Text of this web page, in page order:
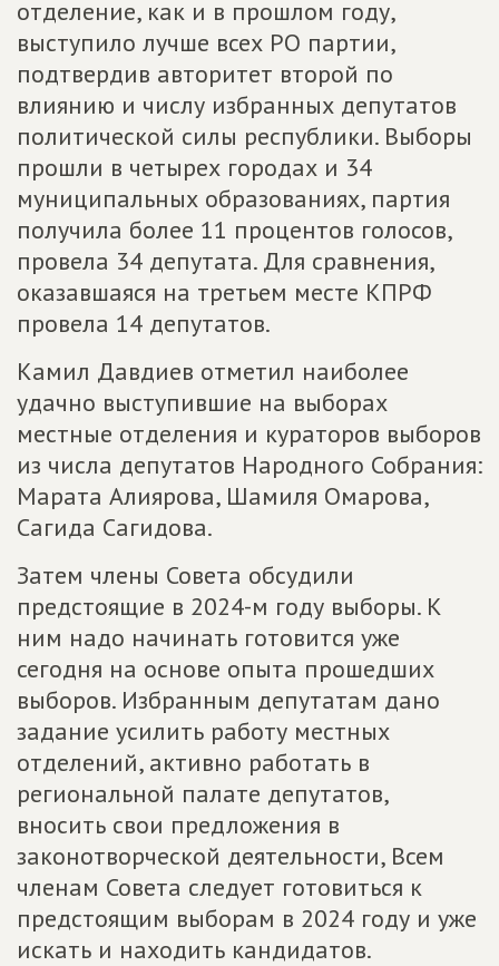
отделение, как и в прошлом году,
выступило лучше всех РО партии,
подтвердив авторитет второй по
влиянию и числу избранных депутатов
политической силы республики. Выборы
прошли в четырех городах и 34
муниципальных образованиях, партия
получила более 11 процентов голосов,
провела 34 депутата. Для сравнения,
оказавшаяся на третьем месте КПРФ
провела 14 депутатов.
Камил Давдиев отметил наиболее
удачно выступившие на выборах
местные отделения и кураторов выборов
из числа депутатов Народного Собрания:
Марата Алиярова, Шамиля Омарова,
Сагида Сагидова.
Затем члены Совета обсудили
предстоящие в 2024-м году выборы. К
ним надо начинать готовится уже
сегодня на основе опыта прошедших
выборов. Избранным депутатам дано
задание усилить работу местных
отделений, активно работать в
региональной палате депутатов,
вносить свои предложения в
законотворческой деятельности, Всем
членам Совета следует готовиться к
предстоящим выборам в 2024 году и уже
искать и находить кандидатов.